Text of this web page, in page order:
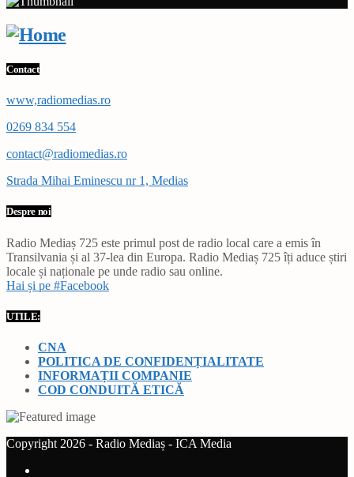
Contact
www,radiomedias.ro
0269 834 554
contact@radiomedias.ro
Strada Mihai Eminescu nr 1, Medias
Despre noi
Radio Mediaș 725 este primul post de radio local care a emis în
Transilvania și al 37-lea din Europa. Radio Mediaș 725 îți aduce știri
locale și naționale pe unde radio sau online.
Hai și pe #Facebook
UTILE:
CNA
POLITICA DE CONFIDENȚIALITATE
INFORMAȚII COMPANIE
COD CONDUITĂ ETICĂ
Copyright 2026 - Radio Mediaș - ICA Media